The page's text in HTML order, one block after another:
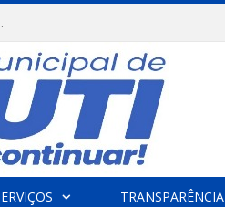
da Munduruku.
TRANSPARÊNCIA